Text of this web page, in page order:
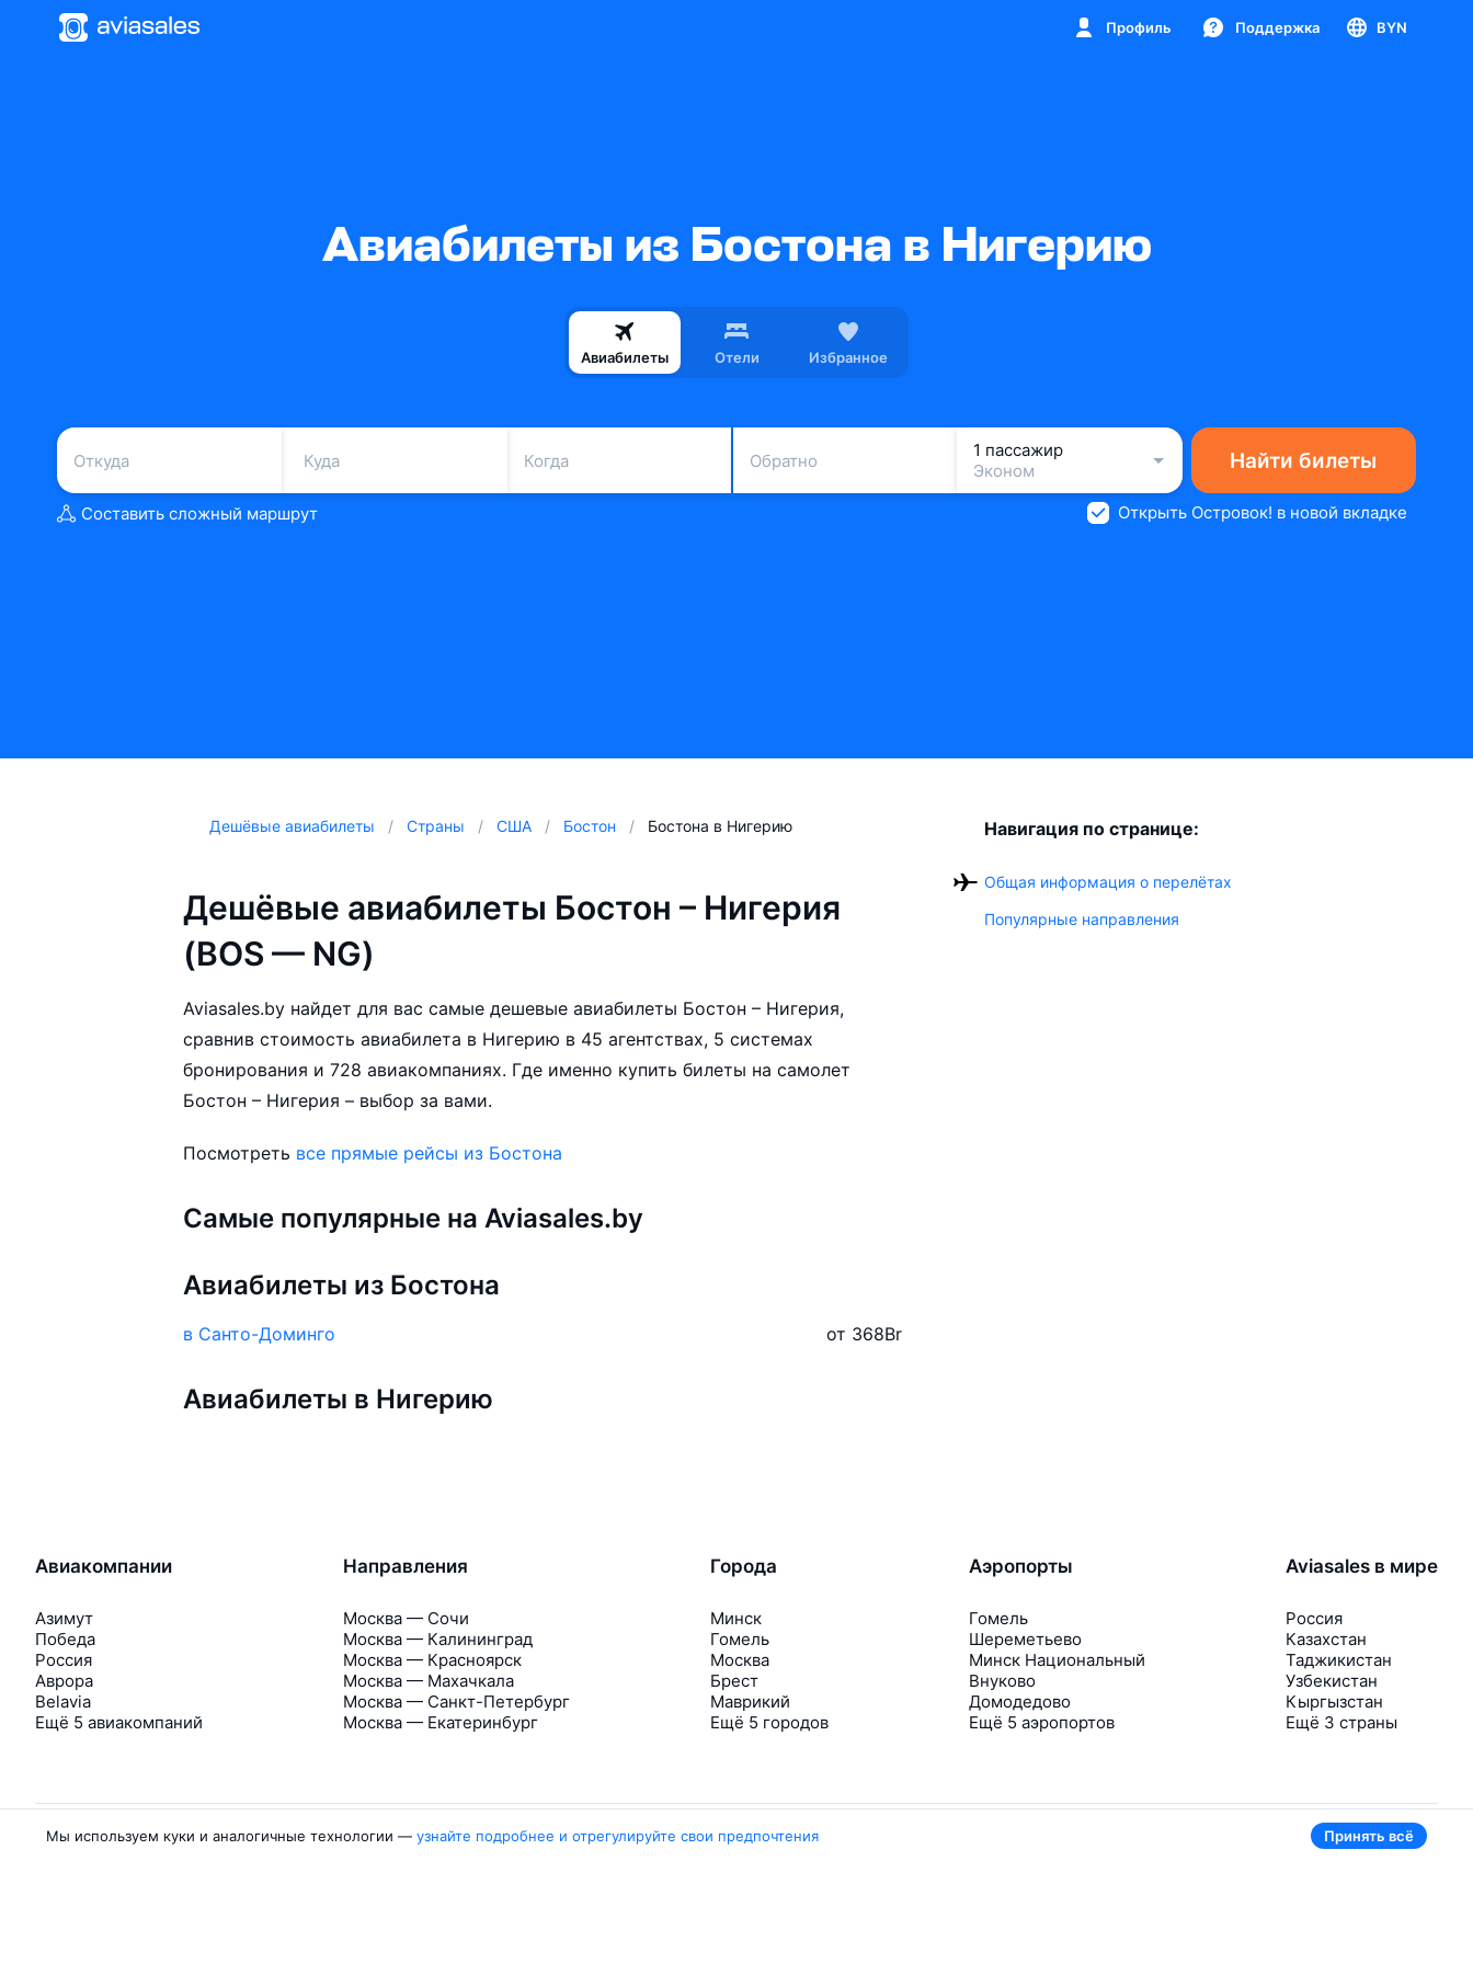
Профиль Поддержка BYN
Авиабилеты из Бостона в Нигерию
Авиабилеты Отели Избранное
Когда Обратно
1 пассажир
Эконом
Найти билеты
Составить сложный маршрут Открыть Островок! в новой вкладке
Дешёвые авиабилеты Страны США Бостон Бостона в Нигерию
Дешёвые авиабилеты Бостон – Нигерия
(BOS — NG)
Aviasales.by найдет для вас самые дешевые авиабилеты Бостон – Нигерия,
сравнив стоимость авиабилета в Нигерию в 45 агентствах, 5 системах
бронирования и 728 авиакомпаниях. Где именно купить билеты на самолет
Бостон – Нигерия – выбор за вами.
Посмотреть все прямые рейсы из Бостона
Самые популярные на Aviasales.by
Авиабилеты из Бостона
в Санто-Доминго от 368Br
Авиабилеты в Нигерию
Навигация по странице:
Общая информация о перелётах
Популярные направления
Авиакомпании
Азимут
Победа
Россия
Аврора
Belavia
Ещё 5 авиакомпаний
Направления
Москва — Сочи
Москва — Калининград
Москва — Красноярск
Москва — Махачкала
Москва — Санкт-Петербург
Москва — Екатеринбург
Города
Минск
Гомель
Москва
Брест
Маврикий
Ещё 5 городов
Аэропорты
Гомель
Шереметьево
Минск Национальный
Внуково
Домодедово
Ещё 5 аэропортов
Aviasales в мире
Россия
Казахстан
Таджикистан
Узбекистан
Кыргызстан
Ещё 3 страны
Мы используем куки и аналогичные технологии — узнайте подробнее и отрегулируйте свои предпочтения Принять всё